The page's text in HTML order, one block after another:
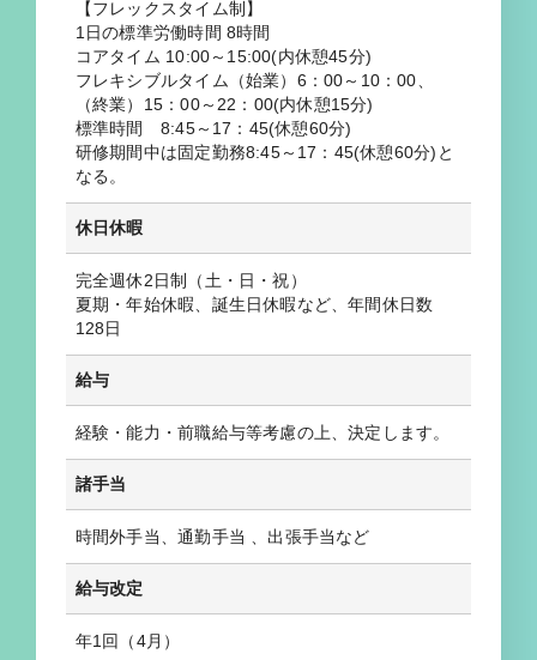
【フレックスタイム制】
1日の標準労働時間 8時間
コアタイム 10:00～15:00(内休憩45分)
フレキシブルタイム（始業）6：00～10：00、
（終業）15：00～22：00(内休憩15分)
標準時間 8:45～17：45(休憩60分)
研修期間中は固定勤務8:45～17：45(休憩60分)と
なる。
休日休暇
完全週休2日制（土・日・祝）
夏期・年始休暇、誕生日休暇など、年間休日数
128日
給与
経験・能力・前職給与等考慮の上、決定します。
諸手当
時間外手当、通勤手当 、出張手当など
給与改定
年1回（4月）